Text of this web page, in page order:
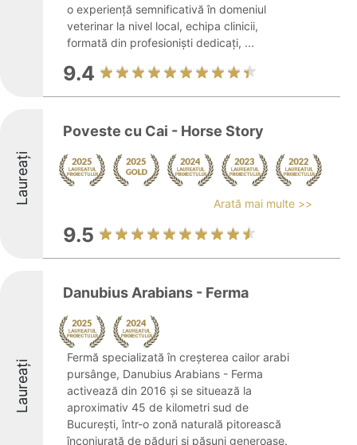
o experiență semnificativă în domeniul
veterinar la nivel local, echipa clinicii,
formată din profesioniști dedicați, ...
9.4
Laureați
Poveste cu Cai - Horse Story
Arată mai multe >>
9.5
Laureați
Danubius Arabians - Ferma
Fermă specializată în creșterea cailor arabi
pursânge, Danubius Arabians - Ferma
activează din 2016 și se situează la
aproximativ 45 de kilometri sud de
București, într-o zonă naturală pitorească
înconjurată de păduri și pășuni generoase.